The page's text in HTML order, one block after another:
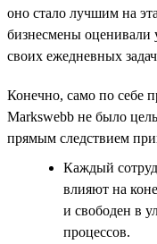
оно стало лучшим на
бизнесмены оценивали
своих ежедневных
Конечно, само по себе
Markswebb не было
прямым следствием
Каждый
влияют на
и свободен в
процессов.